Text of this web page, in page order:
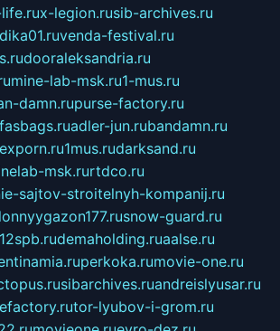
x-legion.rusib-archives.ru
venda-festival.ru
dooraleksandria.ru
mine-lab-msk.ru1-mus.ru
damn.rupurse-factory.ru
fasbags.ruadler-jun.rubandamn.ru
1mus.rudarksand.ru
msk.rurtdco.ru
sajtov-stroitelnyh-kompanij.ru
snow-guard.ru
demaholding.ruaalse.ru
perkoka.rumovie-one.ru
sibarchives.ruandreislyusar.ru
tor-lyubov-i-grom.ru